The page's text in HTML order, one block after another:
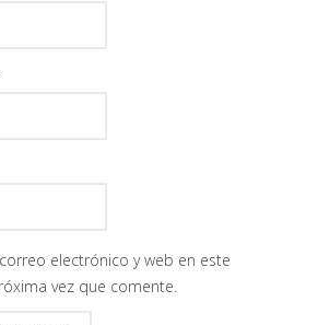
electrónico y web en este
vez que comente.